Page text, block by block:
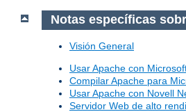
Notas específicas
Visión General
Usar Apache con
Compilar Apache para
Usar Apache con Novell
Servidor Web de alto